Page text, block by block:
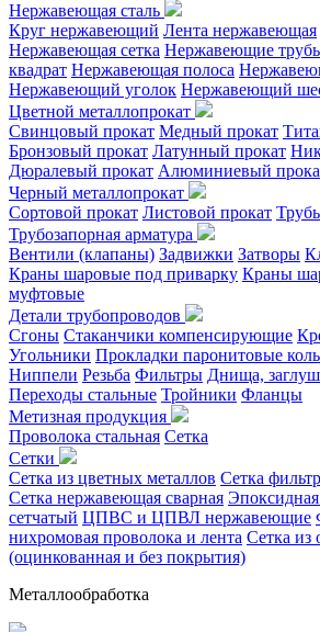
Нержавеющая сталь
Круг нержавеющий Лента нержавеющая
Нержавеющая сетка Нержавеющие
квадрат Нержавеющая полоса
Нержавеющий уголок Нержавеющий
Цветной металлопрокат
Свинцовый прокат Медный прокат
Бронзовый прокат Латунный прокат
Дюралевый прокат Алюминиевый
Черный металлопрокат
Сортовой прокат Листовой прокат
Трубозапорная арматура
Вентили (клапаны) Задвижки Затворы
Краны шаровые под приварку Краны
муфтовые
Детали трубопроводов
Сгоны Стаканчики компенсирующие
Угольники Прокладки паронитовые
Ниппели Резьба Фильтры Днища,
Переходы стальные Тройники Фланцы
Метизная продукция
Проволока стальная Сетка
Сетки
Сетка из цветных металлов Сетка
Сетка нержавеющая сварная Эпоксидная
сетчатый ЦПВС и ЦПВЛ нержавеющие
нихромовая проволока и лента Сетка из
(оцинкованная и без покрытия)
Металлообработка